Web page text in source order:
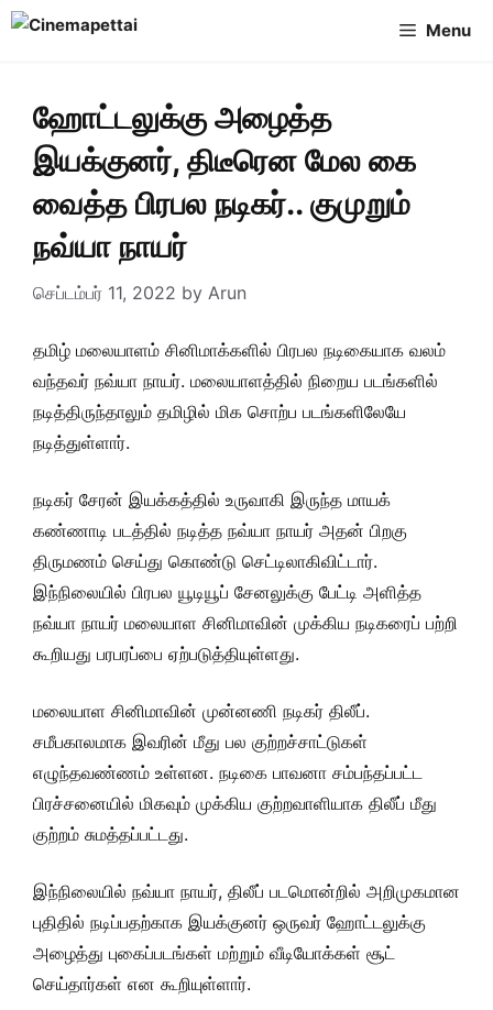
Skip
Menu
ஹோட்டலுக்கு அழைத்த
இயக்குனர், திடீரென மேல கை
வைத்த பிரபல நடிகர்.. குமுறும்
நவ்யா நாயர்
செப்டம்பர் 11, 2022 by Arun
தமிழ் மலையாளம் சினிமாக்களில் பிரபல நடிகையாக வலம்
வந்தவர் நவ்யா நாயர். மலையாளத்தில் நிறைய படங்களில்
நடித்திருந்தாலும் தமிழில் மிக சொற்ப படங்களிலேயே
நடித்துள்ளார்.
நடிகர் சேரன் இயக்கத்தில் உருவாகி இருந்த மாயக்
கண்ணாடி படத்தில் நடித்த நவ்யா நாயர் அதன் பிறகு
திருமணம் செய்து கொண்டு செட்டிலாகிவிட்டார்.
இந்நிலையில் பிரபல யூடியூப் சேனலுக்கு பேட்டி அளித்த
நவ்யா நாயர் மலையாள சினிமாவின் முக்கிய நடிகரைப் பற்றி
கூறியது பரபரப்பை ஏற்படுத்தியுள்ளது.
மலையாள சினிமாவின் முன்னணி நடிகர் திலீப்.
சமீபகாலமாக இவரின் மீது பல குற்றச்சாட்டுகள்
எழுந்தவண்ணம் உள்ளன. நடிகை பாவனா சம்பந்தப்பட்ட
பிரச்சனையில் மிகவும் முக்கிய குற்றவாளியாக திலீப் மீது
குற்றம் சுமத்தப்பட்டது.
இந்நிலையில் நவ்யா நாயர், திலீப் படமொன்றில் அறிமுகமான
புதிதில் நடிப்பதற்காக இயக்குனர் ஒருவர் ஹோட்டலுக்கு
அழைத்து புகைப்படங்கள் மற்றும் வீடியோக்கள் சூட்
செய்தார்கள் என கூறியுள்ளார்.